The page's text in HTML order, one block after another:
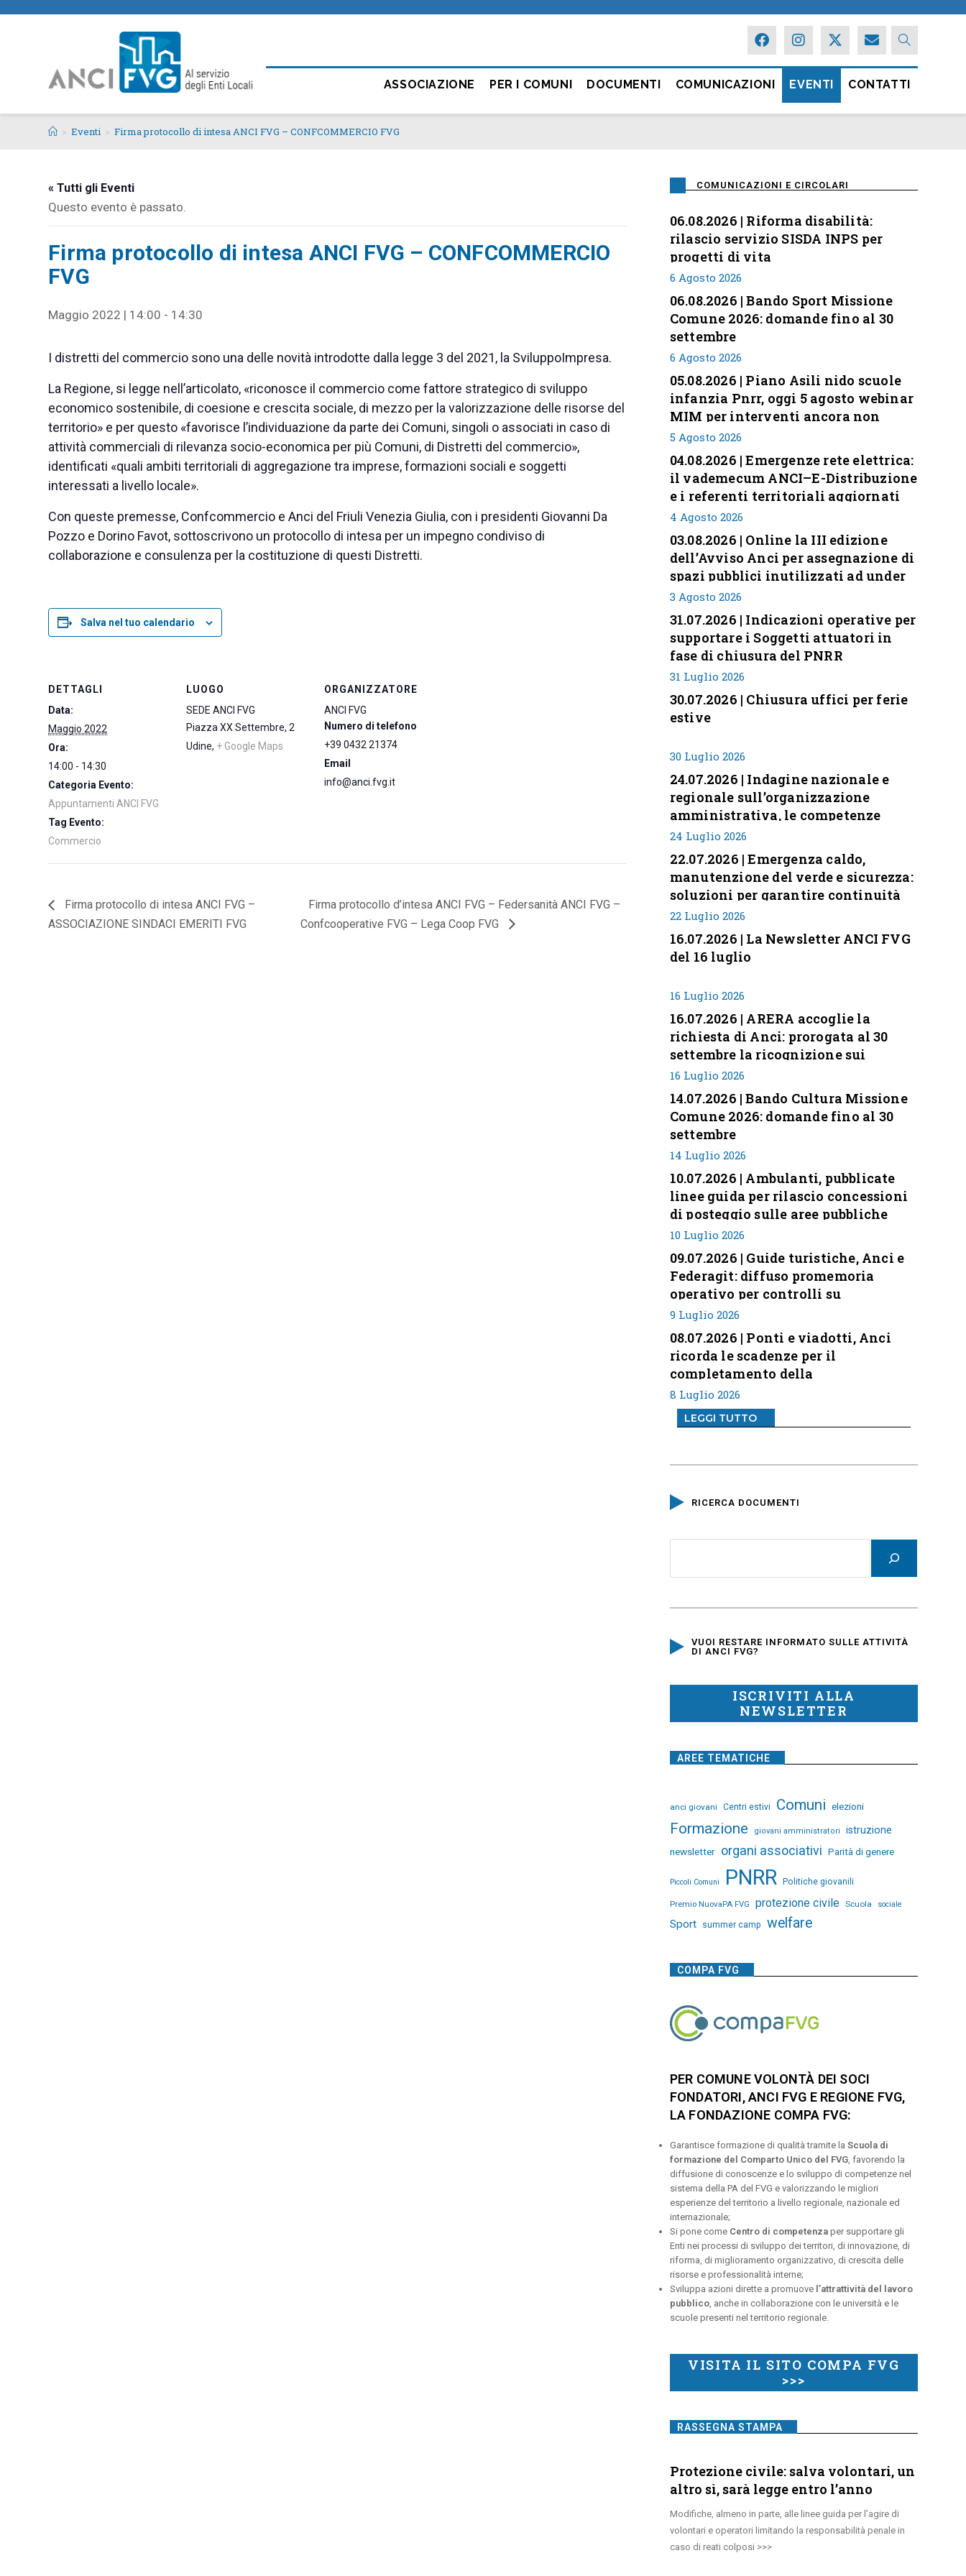
ASSOCIAZIONE PER I COMUNI DOCUMENTI COMUNICAZIONI EVENTI CONTATTI
> Eventi > Firma protocollo di intesa ANCI FVG – CONFCOMMERCIO FVG
« Tutti gli Eventi
Questo evento è passato.
Firma protocollo di intesa ANCI FVG – CONFCOMMERCIO
FVG
Maggio 2022 | 14:00 - 14:30
I distretti del commercio sono una delle novità introdotte dalla legge 3 del 2021, la SviluppoImpresa.
La Regione, si legge nell’articolato, «riconosce il commercio come fattore strategico di sviluppo
economico sostenibile, di coesione e crescita sociale, di mezzo per la valorizzazione delle risorse del
territorio» e per questo «favorisce l’individuazione da parte dei Comuni, singoli o associati in caso di
attività commerciali di rilevanza socio-economica per più Comuni, di Distretti del commercio»,
identificati «quali ambiti territoriali di aggregazione tra imprese, formazioni sociali e soggetti
interessati a livello locale».
Con queste premesse, Confcommercio e Anci del Friuli Venezia Giulia, con i presidenti Giovanni Da
Pozzo e Dorino Favot, sottoscrivono un protocollo di intesa per un impegno condiviso di
collaborazione e consulenza per la costituzione di questi Distretti.
Salva nel tuo calendario
DETTAGLI
Data:
Maggio 2022
Ora:
14:00 - 14:30
Categoria Evento:
Appuntamenti ANCI FVG
Tag Evento:
Commercio
LUOGO
SEDE ANCI FVG
Piazza XX Settembre, 2
Udine, + Google Maps
ORGANIZZATORE
ANCI FVG
Numero di telefono
+39 0432 21374
Email
info@anci.fvg.it
Firma protocollo di intesa ANCI FVG –
ASSOCIAZIONE SINDACI EMERITI FVG
Firma protocollo d’intesa ANCI FVG – Federsanità ANCI FVG –
Confcooperative FVG – Lega Coop FVG
COMUNICAZIONI E CIRCOLARI
06.08.2026 | Riforma disabilità:
rilascio servizio SISDA INPS per
progetti di vita
6 Agosto 2026
06.08.2026 | Bando Sport Missione
Comune 2026: domande fino al 30
settembre
6 Agosto 2026
05.08.2026 | Piano Asili nido scuole
infanzia Pnrr, oggi 5 agosto webinar
MIM per interventi ancora non
conclusi
5 Agosto 2026
04.08.2026 | Emergenze rete elettrica:
il vademecum ANCI–E-Distribuzione
e i referenti territoriali aggiornati
4 Agosto 2026
03.08.2026 | Online la III edizione
dell’Avviso Anci per assegnazione di
spazi pubblici inutilizzati ad under
35
3 Agosto 2026
31.07.2026 | Indicazioni operative per
supportare i Soggetti attuatori in
fase di chiusura del PNRR
31 Luglio 2026
30.07.2026 | Chiusura uffici per ferie
estive
30 Luglio 2026
24.07.2026 | Indagine nazionale e
regionale sull’organizzazione
amministrativa, le competenze
professionali e i modelli di gestione
nei piccoli Comuni italiani
24 Luglio 2026
22.07.2026 | Emergenza caldo,
manutenzione del verde e sicurezza:
soluzioni per garantire continuità
servizi
22 Luglio 2026
16.07.2026 | La Newsletter ANCI FVG
del 16 luglio
16 Luglio 2026
16.07.2026 | ARERA accoglie la
richiesta di Anci: prorogata al 30
settembre la ricognizione sui
corrispettivi
16 Luglio 2026
14.07.2026 | Bando Cultura Missione
Comune 2026: domande fino al 30
settembre
14 Luglio 2026
10.07.2026 | Ambulanti, pubblicate
linee guida per rilascio concessioni
di posteggio sulle aree pubbliche
10 Luglio 2026
09.07.2026 | Guide turistiche, Anci e
Federagit: diffuso promemoria
operativo per controlli su
professione
9 Luglio 2026
08.07.2026 | Ponti e viadotti, Anci
ricorda le scadenze per il
completamento della
classificazione del rischio
8 Luglio 2026
LEGGI TUTTO
RICERCA DOCUMENTI
VUOI RESTARE INFORMATO SULLE ATTIVITÀ
DI ANCI FVG?
ISCRIVITI ALLA
NEWSLETTER
AREE TEMATICHE
anci giovani Centri estivi Comuni elezioni
Formazione giovani amministratori
istruzione
newsletter organi associativi Parità di genere
Piccoli Comuni PNRR Politiche giovanili
Premio NuovaPA FVG protezione civile Scuola sociale
Sport summer camp welfare
COMPA FVG
PER COMUNE VOLONTÀ DEI SOCI
FONDATORI, ANCI FVG E REGIONE FVG,
LA FONDAZIONE COMPA FVG:
Garantisce formazione di qualità tramite la Scuola di
formazione del Comparto Unico del FVG, favorendo la
diffusione di conoscenze e lo sviluppo di competenze nel
sistema della PA del FVG e valorizzando le migliori
esperienze del territorio a livello regionale, nazionale ed
internazionale;
Si pone come Centro di competenzaper supportare gli
Enti nei processi di sviluppo dei territori, di innovazione, di
riforma, di miglioramento organizzativo, di crescita delle
risorse e professionalità interne;
Sviluppa azioni dirette a promuove l’attrattività del lavoro
pubblico, anche in collaborazione con le università e le
scuole presenti nel territorio regionale.
VISITA IL SITO COMPA FVG
>>>
RASSEGNA STAMPA
Protezione civile: salva volontari, un
altro sì, sarà legge entro l’anno
Modifiche, almeno in parte, alle linee guida per l’agire di
volontari e operatori limitando la responsabilità penale in
caso di reati colposi